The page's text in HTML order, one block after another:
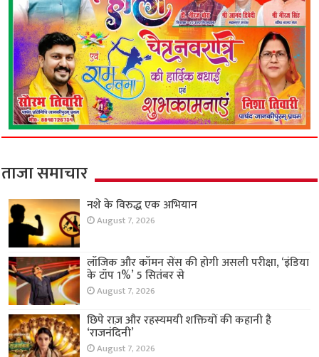
ताजा समाचार
नशे के विरुद्ध एक अभियान
August 7, 2026
लॉजिक और कॉमन सेंस की होगी असली परीक्षा, ‘इंडिया
के टॉप 1%’ 5 सितंबर से
August 7, 2026
छिपे राज़ और रहस्यमयी शक्तियों की कहानी है
‘राजनंदिनी’
August 7, 2026